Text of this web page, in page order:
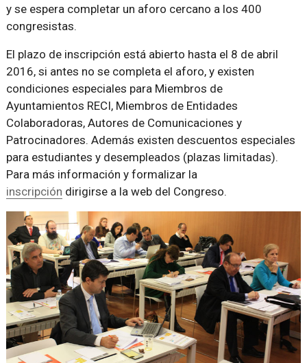
y se espera completar un aforo cercano a los 400
congresistas.
El plazo de inscripción está abierto hasta el 8 de abril
2016, si antes no se completa el aforo, y existen
condiciones especiales para Miembros de
Ayuntamientos RECI, Miembros de Entidades
Colaboradoras, Autores de Comunicaciones y
Patrocinadores. Además existen descuentos especiales
para estudiantes y desempleados (plazas limitadas).
Para más información y formalizar la
inscripción dirigirse a la web del Congreso.